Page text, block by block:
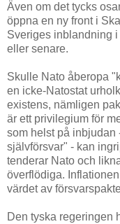
Även om det tycks
öppna en ny front i
Sveriges inblandning
eller senare.
Skulle Nato åberopa
en icke-Natostat
existens, nämligen
är ett privilegium för
som helst på inbjudan
självförsvar" - kan
tenderar Nato och
överflödiga.
värdet av
Den tyska regeringen